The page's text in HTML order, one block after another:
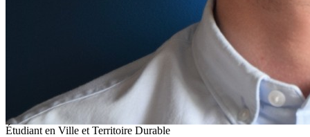
Étudiant en Ville et Territoire Durable